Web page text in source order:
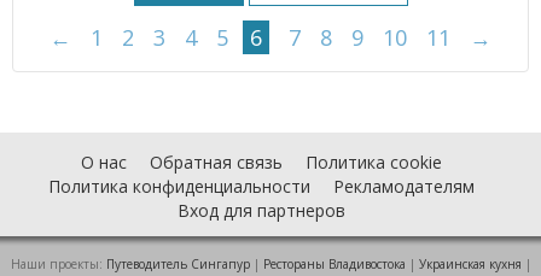
← 1 2 3 4 5 6 7 8 9 10 11 →
О нас Обратная связь
Политика cookie
Политика конфиденциальности
Рекламодателям
Вход для партнеров
Наши проекты: Путеводитель Сингапур| Рестораны Владивостока | Украинская кухня |